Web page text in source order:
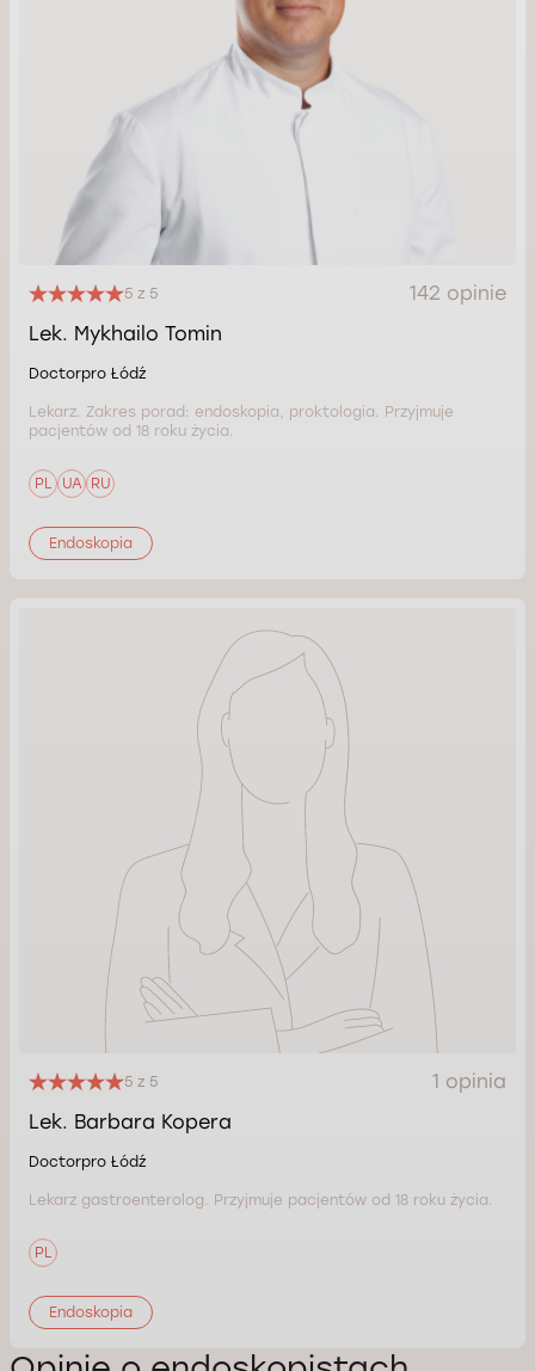
5 z 5
142 opinie
Lek. Mykhailo Tomin
Doctorpro Łódź
Lekarz. Zakres porad: endoskopia, proktologia. Przyjmuje
pacjentów od 18 roku życia.
PL UA RU
Endoskopia
5 z 5
1 opinia
Lek. Barbara Kopera
Doctorpro Łódź
Lekarz gastroenterolog. Przyjmuje pacjentów od 18 roku życia.
PL
Endoskopia